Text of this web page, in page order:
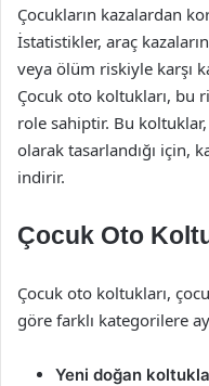
Çocukların kazalardan
İstatistikler, araç
veya ölüm riskiyle karşı
Çocuk oto koltukları, bu
role sahiptir. Bu
olarak tasarlandığı için,
indirir.
Çocuk Oto
Çocuk oto koltukları,
göre farklı kategorilere
Yeni doğan